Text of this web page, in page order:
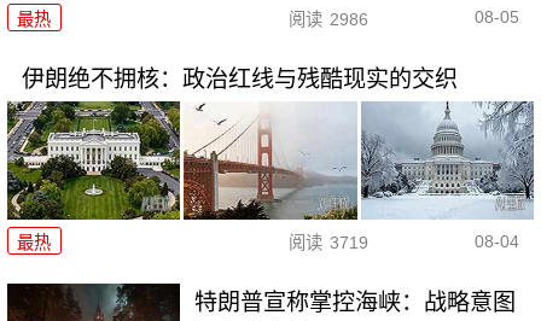
最热 阅读 2986 08-05
伊朗绝不拥核：政治红线与残酷现实的交织
最热 阅读 3719 08-04
特朗普宣称掌控海峡：战略意图